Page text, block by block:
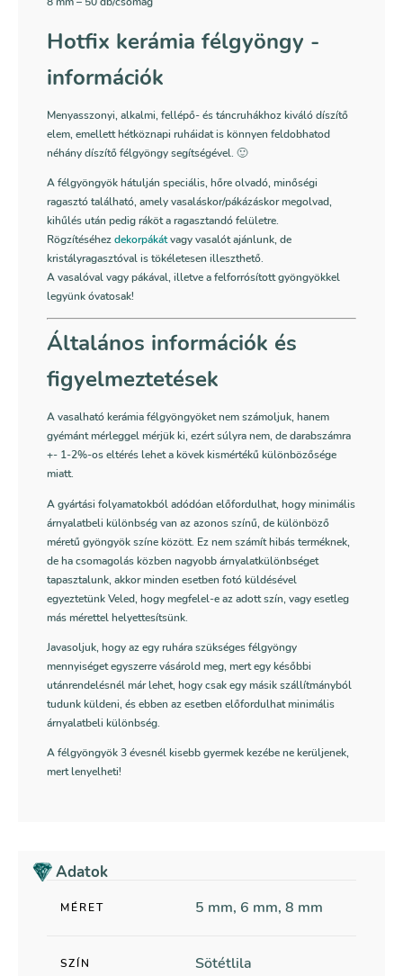
Hotfix kerámia félgyöngy -
információk
Menyasszonyi, alkalmi, fellépő- és táncruhákhoz kiváló díszítő
elem, emellett hétköznapi ruháidat is könnyen feldobhatod
néhány díszítő félgyöngy segítségével. 🙂
A félgyöngyök hátulján speciális, hőre olvadó, minőségi
ragasztó található, amely vasaláskor/pákázáskor megolvad,
kihűlés után pedig ráköt a ragasztandó felületre.
Rögzítéséhezdekorpákátvagy vasalót ajánlunk, de
kristályragasztóval is tökéletesen illeszthető.
A vasalóval vagy pákával, illetve a felforrósított gyöngyökkel
legyünk óvatosak!
Általános információk és
figyelmeztetések
A vasalható kerámia félgyöngyöket nem számoljuk, hanem
gyémánt mérleggel mérjük ki, ezért súlyra nem, de darabszámra
+- 1-2%-os eltérés lehet a kövek kismértékű különbözősége
miatt.
A gyártási folyamatokból adódóan előfordulhat, hogy minimális
árnyalatbeli különbség van az azonos színű, de különböző
méretű gyöngyök színe között. Ez nem számít hibás terméknek,
de ha csomagolás közben nagyobb árnyalatkülönbséget
tapasztalunk, akkor minden esetben fotó küldésével
egyeztetünk Veled, hogy megfelel-e az adott szín, vagy esetleg
más mérettel helyettesítsünk.
Javasoljuk, hogy az egy ruhára szükséges félgyöngy
mennyiséget egyszerre vásárold meg, mert egy későbbi
utánrendelésnél már lehet, hogy csak egy másik szállítmányból
tudunk küldeni, és ebben az esetben előfordulhat minimális
árnyalatbeli különbség.
A félgyöngyök 3 évesnél kisebb gyermek kezébe ne kerüljenek,
mert lenyelheti!
Adatok
MÉRET 5 mm, 6 mm, 8 mm
SZÍN Sötétlila